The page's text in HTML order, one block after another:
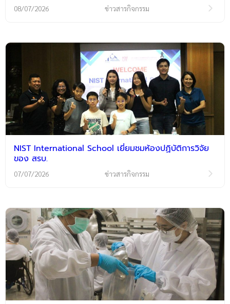
08/07/2026 ข่าวสารกิจกรรม
NIST International School เยี่ยมชมห้องปฏิบัติการวิจัย
ของ สรบ.
07/07/2026 ข่าวสารกิจกรรม